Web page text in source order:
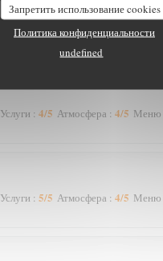
Запретить использование cookies
Политика конфиденциальности
undefined
Услуги : 4/5 Атмосфера : 4/5 Меню
Услуги : 5/5 Атмосфера : 4/5 Меню